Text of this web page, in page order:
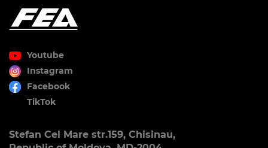
Youtube
Instagram
Facebook
TikTok
Stefan Cel Mare str.159, Chisinau,